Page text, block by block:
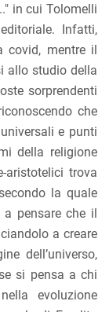
in cui Tolomelli
Infatti,
covid, mentre il
allo studio della
sorprendenti
che
e punti
della religione
trova
la quale
a pensare che il
a creare
dell’universo,
si pensa a chi
evoluzione